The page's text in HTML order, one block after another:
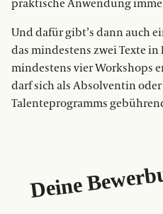
praktische Anwendung
Und dafür gibt’s dann auch
das mindestens zwei Texte
mindestens vier Workshops
darf sich als Absolventin
Talenteprogramms
Deine